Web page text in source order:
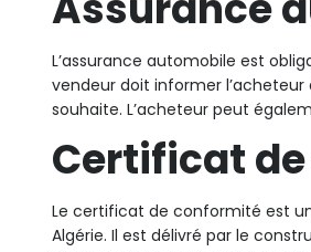
L’assurance automobile est
vendeur doit informer l’acheteur
souhaite. L’acheteur peut
Certificat
Le certificat de conformité est
Algérie. Il est délivré par le